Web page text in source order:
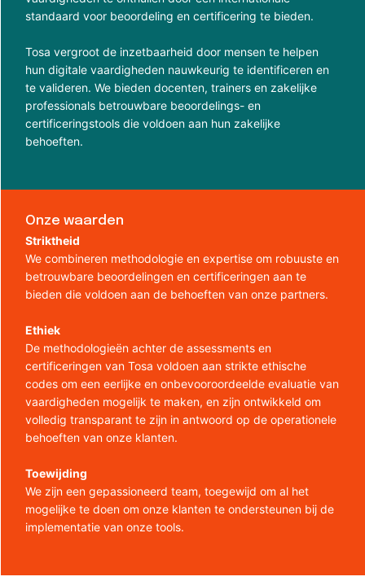
standaard voor beoordeling en certificering te bieden.
Tosa vergroot de inzetbaarheid door mensen te helpen
hun digitale vaardigheden nauwkeurig te identificeren en
te valideren. We bieden docenten, trainers en zakelijke
professionals betrouwbare beoordelings- en
certificeringstools die voldoen aan hun zakelijke
behoeften.
Onze waarden
Striktheid
We combineren methodologie en expertise om robuuste en
betrouwbare beoordelingen en certificeringen aan te
bieden die voldoen aan de behoeften van onze partners.
Ethiek
De methodologieën achter de assessments en
certificeringen van Tosa voldoen aan strikte ethische
codes om een eerlijke en onbevooroordeelde evaluatie van
vaardigheden mogelijk te maken, en zijn ontwikkeld om
volledig transparant te zijn in antwoord op de operationele
behoeften van onze klanten.
Toewijding
We zijn een gepassioneerd team, toegewijd om al het
mogelijke te doen om onze klanten te ondersteunen bij de
implementatie van onze tools.